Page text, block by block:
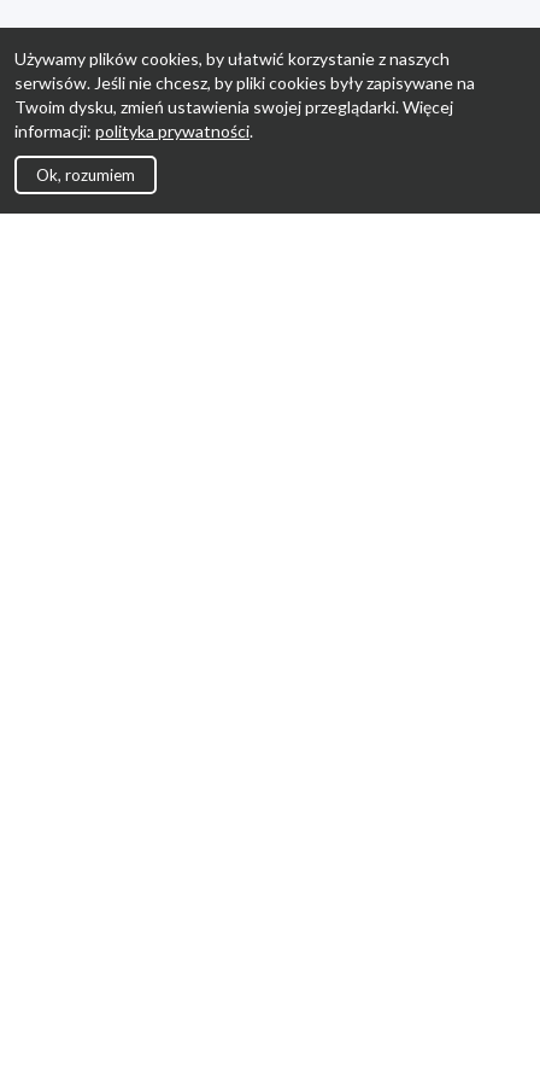
Używamy plików cookies, by ułatwić korzystanie z naszych
serwisów. Jeśli nie chcesz, by pliki cookies były zapisywane na
Twoim dysku, zmień ustawienia swojej przeglądarki. Więcej
informacji: polityka prywatności.
Ok, rozumiem